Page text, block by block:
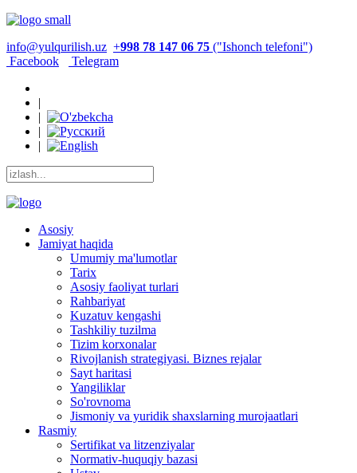
info@yulqurilish.uz +998 78 147 06 75 ("Ishonch telefoni")
Facebook
Telegram
|
|
|
|
Asosiy
Jamiyat haqida
Umumiy ma'lumotlar
Tarix
Asosiy faoliyat turlari
Rahbariyat
Kuzatuv kengashi
Tashkiliy tuzilma
Tizim korxonalar
Rivojlanish strategiyasi. Biznes rejalar
Sayt haritasi
Yangiliklar
So'rovnoma
Jismoniy va yuridik shaxslarning murojaatlari
Rasmiy
Sertifikat va litzenziyalar
Normativ-huquqiy bazasi